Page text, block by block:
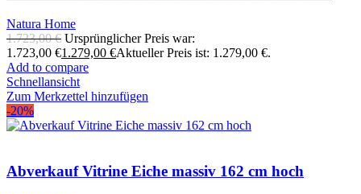
Natura Home
1.723,00€ Ursprünglicher Preis war:
1.723,00 €1.279,00 €Aktueller Preis ist: 1.279,00 €.
Add to compare
Schnellansicht
Zum Merkzettel hinzufügen
-20%
Abverkauf Vitrine Eiche massiv 162 cm hoch